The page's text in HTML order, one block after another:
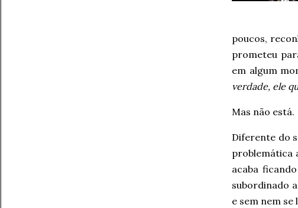
poucos,
prometeu
em algum
verdade, ele
Mas não está.
Diferente do
problemática
acaba ficando
subordinado
e sem nem